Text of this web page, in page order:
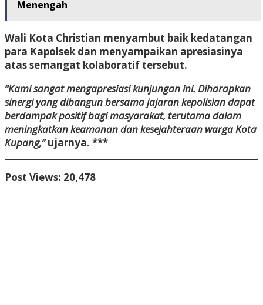
Menengah
Wali Kota Christian menyambut baik kedatangan
para Kapolsek dan menyampaikan apresiasinya
atas semangat kolaboratif tersebut.
“Kami sangat mengapresiasi kunjungan ini. Diharapkan
sinergi yang dibangun bersama jajaran kepolisian dapat
berdampak positif bagi masyarakat, terutama dalam
meningkatkan keamanan dan kesejahteraan warga Kota
Kupang,”ujarnya. ***
Post Views: 20,478